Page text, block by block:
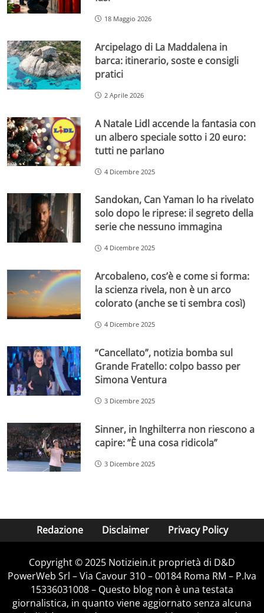
18 Maggio 2026
Arcipelago di La Maddalena in
barca: itinerario, soste e consigli
pratici
2 Aprile 2026
A Natale Lidl accende la fantasia con
un albero speciale sotto i 20 euro:
tutti ne parlano
4 Dicembre 2025
Sandokan, Can Yaman lo ha rivelato
solo dopo le riprese: il segreto della
serie che nessuno immagina
4 Dicembre 2025
Arcobaleno, cos’è e come si forma:
la scienza rivela, non è un arco
colorato (anche se ti sembra così)
4 Dicembre 2025
“Cancellato”, notizia bomba sul
Grande Fratello: colpo basso per
Simona Ventura
3 Dicembre 2025
Sinner, in Inghilterra non riescono a
capire: ”È una cosa ridicola”
3 Dicembre 2025
Redazione Disclaimer Privacy Policy
Copyright © 2025 Notiziein.it proprietà di D&D
PowerWeb Srl – Via Cavour 310 – 00184 Roma RM – P.Iva
15336031008 – Questo blog non è una testata
giornalistica, in quanto viene aggiornato senza alcuna